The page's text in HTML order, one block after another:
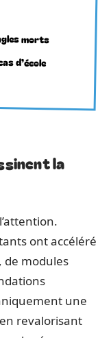
morts
d’école
la
ont accéléré
de modules
une
revalorisant